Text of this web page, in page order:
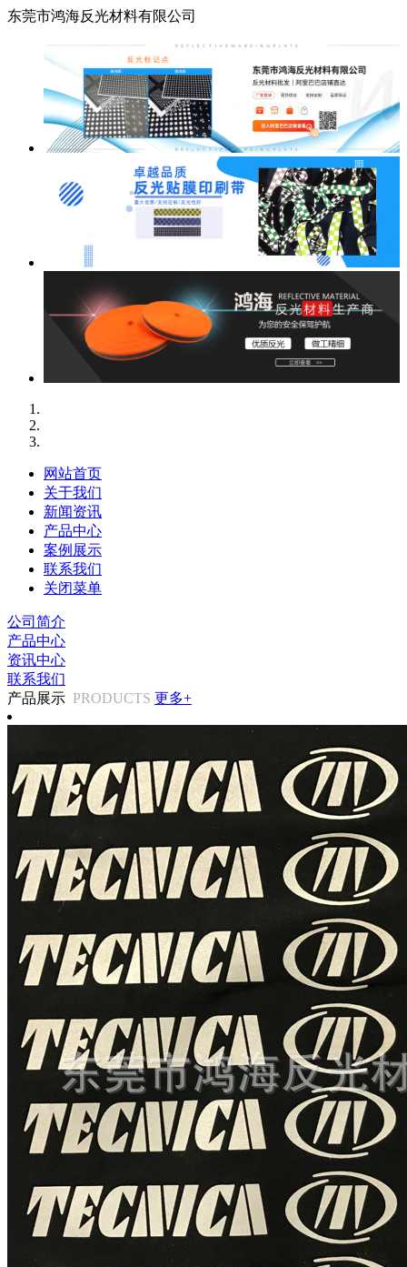
东莞市鸿海反光材料有限公司
网站首页
关于我们
新闻资讯
产品中心
案例展示
联系我们
关闭菜单
公司简介
产品中心
资讯中心
联系我们
产品展示 PRODUCTS 更多+